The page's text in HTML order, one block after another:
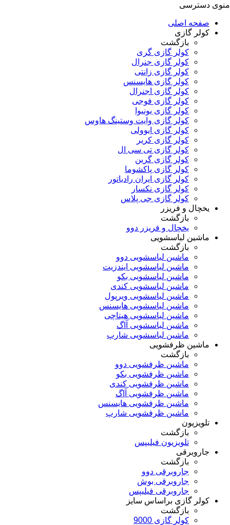
منوی دسترسی
صفحه اصلی
کولر گازی
بازگشت
کولر گازی گری
کولر گازی جنرال
کولر گازی زانتی
کولر گازی هایسنس
کولر گازی اجنرال
کولر گازی فوجی
کولر گازی یونیوا
کولر گازی وایت وستینگ هاوس
کولر گازی ایوولی
کولر گازی کریر
کولر گازی تی سی ال
کولر گازی گرین
کولر گازی پاکشوما
کولر گازی ایران رادیاتور
کولر گازی نکسار
کولر گازی جی پلاس
یخچال و فریزر
بازگشت
یخچال و فریزر دوو
ماشین لباسشویی
بازگشت
ماشین لباسشویی دوو
ماشین لباسشویی ایندزیت
ماشین لباسشویی بکو
ماشین لباسشویی کندی
ماشین لباسشویی ویرپول
ماشین لباسشویی هایسنس
ماشین لباسشویی هیتاچی
ماشین لباسشویی آاگ
ماشین لباسشویی شارپ
ماشین ظرفشویی
بازگشت
ماشین ظرفشویی دوو
ماشین ظرفشویی بکو
ماشین ظرفشویی کندی
ماشین ظرفشویی آاگ
ماشین ظرفشویی هایسنس
ماشین ظرفشویی شارپ
تلویزیون
بازگشت
تلویزیون فیلیپس
جاروبرقی
بازگشت
جاروبرقی دوو
جاروبرقی بوش
جاروبرقی فیلیپس
کولر گازی براساس سایز
بازگشت
کولر گازی 9000